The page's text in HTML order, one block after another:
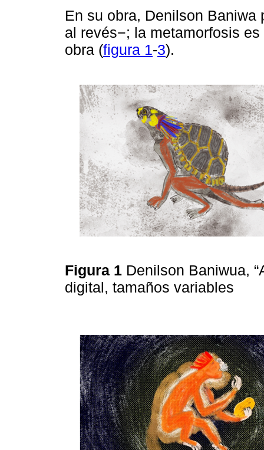
En su obra, Denilson
al revés−; la metamorfosis
obra (figura 1-3).
Figura 1 Denilson Baniwua,
digital, tamaños variables